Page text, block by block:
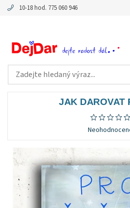
10-18 hod. 775 060 946
JAK DAROVAT